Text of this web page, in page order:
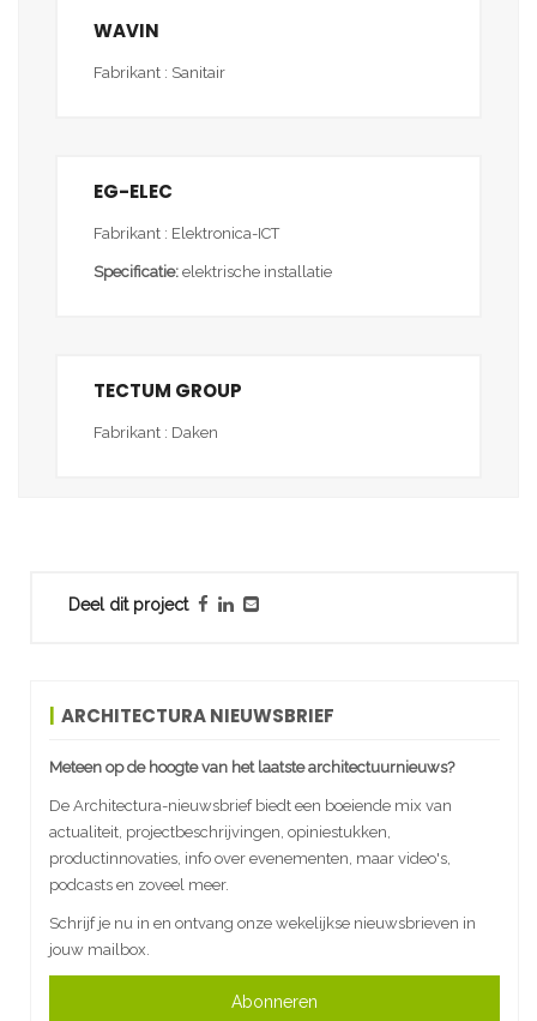
Deel dit project
ARCHITECTURA NIEUWSBRIEF
Meteen op de hoogte van het laatste architectuurnieuws?
De Architectura-nieuwsbrief biedt een boeiende mix van
actualiteit, projectbeschrijvingen, opiniestukken,
productinnovaties, info over evenementen, maar video's,
podcasts en zoveel meer.
Schrijf je nu in en ontvang onze wekelijkse nieuwsbrieven in
jouw mailbox.
Abonneren
WAVIN
Fabrikant : Sanitair
EG-ELEC
Fabrikant : Elektronica-ICT
Specificatie: elektrische installatie
TECTUM GROUP
Fabrikant : Daken